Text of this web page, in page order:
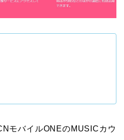
モバイルONEのMUSICカウ